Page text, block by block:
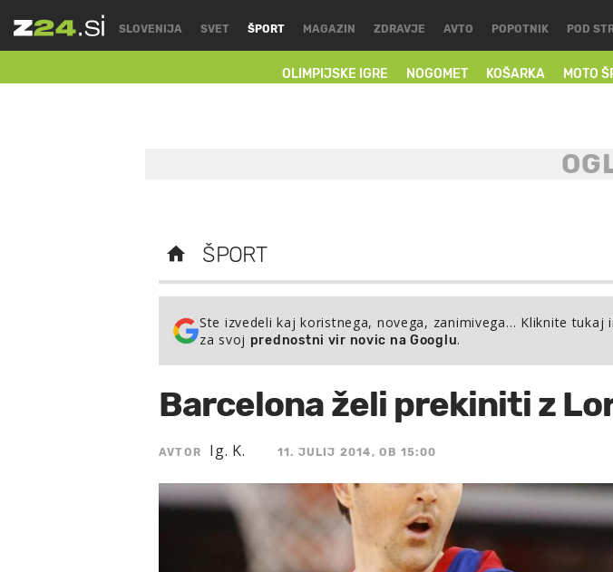
SLOVENIJA SVET ŠPORT
OLIMPIJSKE IGRE NOGOMET KOŠARKA MOTO
MAGAZIN ZDRAVJE AVTO POPOTNIK POD
ŠPORT
Ste izvedeli kaj koristnega, novega, zanimivega… Kliknite tukaj
za svoj prednostni vir novic na Googlu.
Barcelona želi prekiniti z
AVTOR Ig. K. 11. JULIJ 2014, OB 15:00